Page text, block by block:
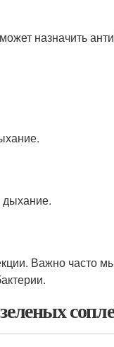
назначить
дыхание.
Важно часто